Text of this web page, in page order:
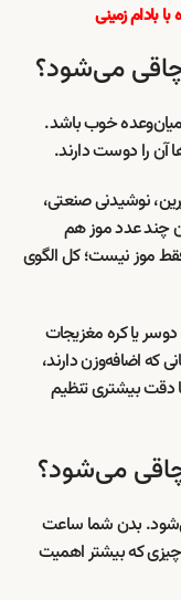
بادام زمینی
چاقی می‌شود؟
میان‌وعده خوب باشد.
آن را دوست دارند.
نوشیدنی صنعتی،
چند عدد موز هم
فقط موز نیست؛ کل الگوی
یا کره مغزیجات
که اضافه‌وزن دارند،
دقت بیشتری تنظیم
می‌شود؟
بدن شما ساعت
چیزی که بیشتر اهمیت